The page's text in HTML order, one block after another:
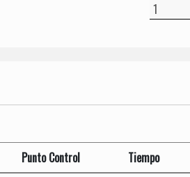
Punto Control Tiempo